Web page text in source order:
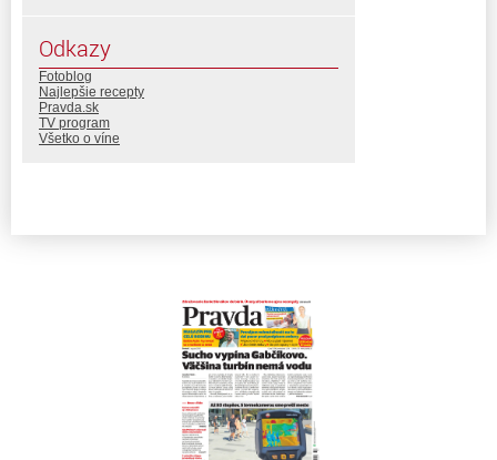
Odkazy
Fotoblog
Najlepšie recepty
Pravda.sk
TV program
Všetko o víne